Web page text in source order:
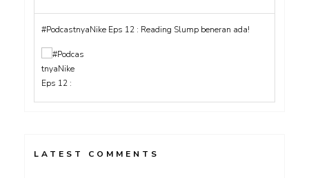
#PodcastnyaNike Eps 12 : Reading Slump beneran ada!
LATEST COMMENTS